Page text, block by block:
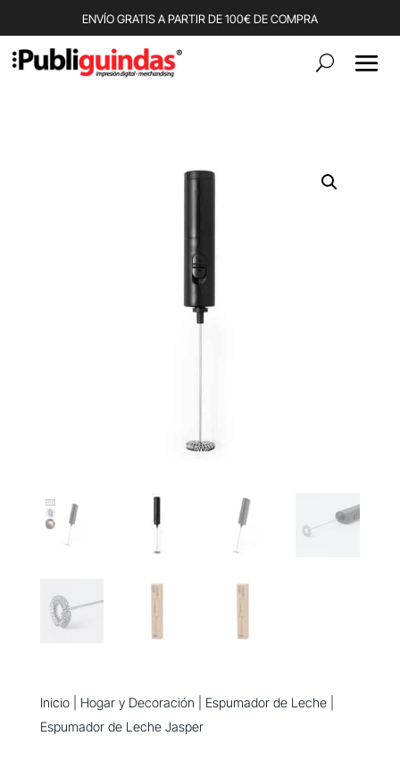
ENVÍO GRATIS A PARTIR DE 100€ DE COMPRA
Inicio| Hogar y Decoración Espumador de Leche|
Espumador de Leche Jasper